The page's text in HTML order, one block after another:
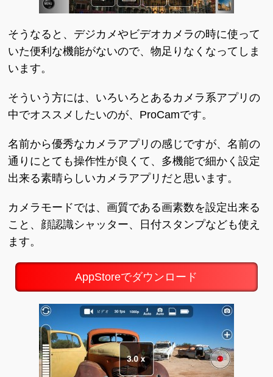
そうなると、デジカメやビデオカメラの時に使って
いた便利な機能がないので、物足りなくなってしま
います。
そういう方には、いろいろとあるカメラ系アプリの
中でオススメしたいのが、ProCamです。
名前から優秀なカメラアプリの感じですが、名前の
通りにとても操作性が良くて、多機能で細かく設定
出来る素晴らしいカメラアプリだと思います。
カメラモードでは、画質である画素数を設定出来る
こと、顔認識シャッター、日付スタンプなども使え
ます。
AppStoreでダウンロード